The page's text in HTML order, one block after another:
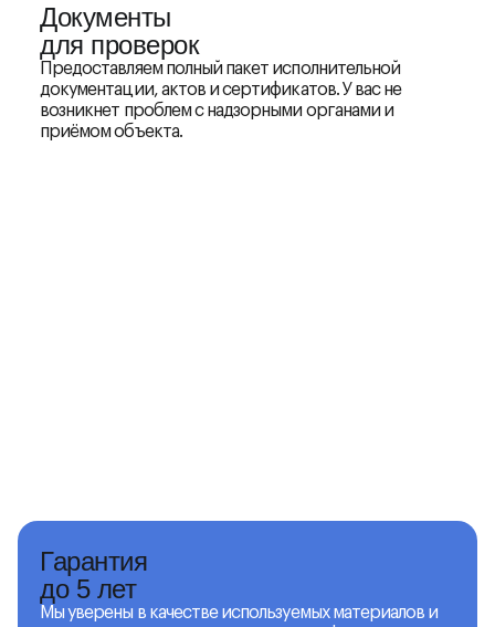
Документы
для проверок
Предоставляем полный пакет исполнительной
документации, актов и сертификатов. У вас не
возникнет проблем с надзорными органами и
приёмом объекта.
Гарантия
до 5 лет
Мы уверены в качестве используемых материалов и